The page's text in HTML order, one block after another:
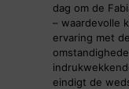
dag om de
– waardevolle
ervaring met
eindigt de